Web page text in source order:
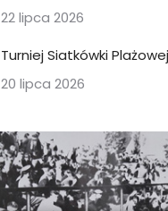
22 lipca 2026
Turniej Siatkówki
20 lipca 2026